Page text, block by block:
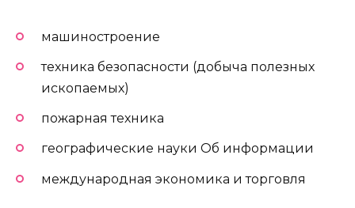
машиностроение
техника безопасности (добыча полезных
ископаемых)
пожарная техника
географические науки Об информации
международная экономика и торговля